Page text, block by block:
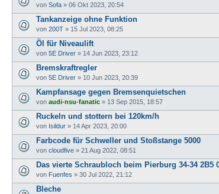
von Sofa » 06 Okt 2023, 20:54
Tankanzeige ohne Funktion
von 200T » 15 Jul 2023, 08:25
Öl für Niveaulift
von 5E Driver » 14 Jun 2023, 23:12
Bremskraftregler
von 5E Driver » 10 Jun 2023, 20:39
Kampfansage gegen Bremsenquietschen
von audi-nsu-fanatic » 13 Sep 2015, 18:57
Ruckeln und stottern bei 120km/h
von Isildur » 14 Apr 2023, 20:00
Farbcode für Schweller und Stoßstange 5000
von cloudfive » 21 Aug 2022, 08:51
Das vierte Schraubloch beim Pierburg 34-34 2B5
von Fuenfes » 30 Jul 2022, 21:12
Bleche